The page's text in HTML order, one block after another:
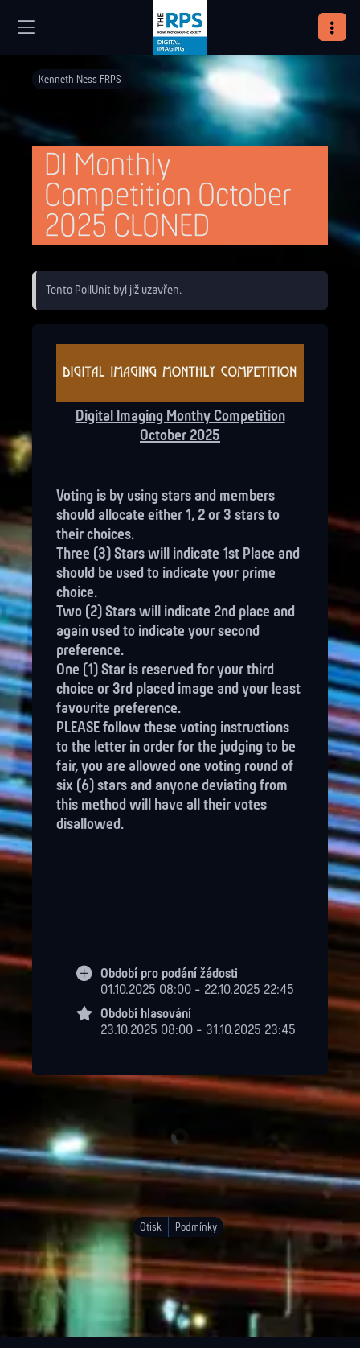
Kenneth Ness FRPS
DI Monthly
Competition October
2025 CLONED
Tento PollUnit byl již uzavřen.
Digital Imaging Monthy Competition
October 2025
Voting is by using stars and members
should allocate either 1, 2 or 3 stars to
their choices.
Three (3) Stars will indicate 1st Place and
should be used to indicate your prime
choice.
Two (2) Stars will indicate 2nd place and
again used to indicate your second
preference.
One (1) Star is reserved for your third
choice or 3rd placed image and your least
favourite preference.
PLEASE follow these voting instructions
to the letter in order for the judging to be
fair, you are allowed one voting round of
six (6) stars and anyone deviating from
this method will have all their votes
disallowed.
Období pro podání žádosti
01.10.2025 08:00 - 22.10.2025 22:45
Období hlasování
23.10.2025 08:00 - 31.10.2025 23:45
Otisk Podmínky